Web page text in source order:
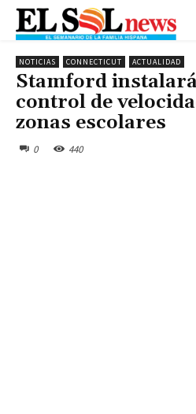
NOTICIAS CONNECTICUT ACTUALIDAD
Stamford
control de
zonas escolares
0 440